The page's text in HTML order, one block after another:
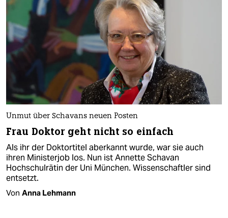
Unmut über Schavans neuen Posten
Frau Doktor geht nicht so einfach
Als ihr der Doktortitel aberkannt wurde, war sie auch
ihren Ministerjob los. Nun ist Annette Schavan
Hochschulrätin der Uni München. Wissenschaftler sind
entsetzt.
Von Anna Lehmann